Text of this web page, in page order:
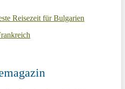
Reisezeit für Bulgarien